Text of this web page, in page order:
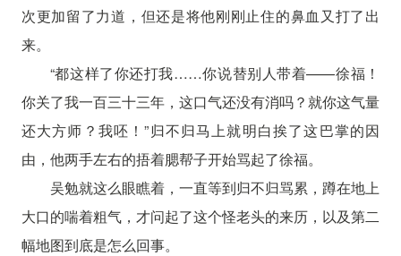
次更加留了力道，但还是将他刚刚止住的鼻血又打了出
来。
“都这样了你还打我……你说替别人带着——徐福！
你关了我一百三十三年，这口气还没有消吗？就你这气量
还大方师？我呸！”归不归马上就明白挨了这巴掌的因
由，他两手左右的捂着腮帮子开始骂起了徐福。
吴勉就这么眼瞧着，一直等到归不归骂累，蹲在地上
大口的喘着粗气，才问起了这个怪老头的来历，以及第二
幅地图到底是怎么回事。